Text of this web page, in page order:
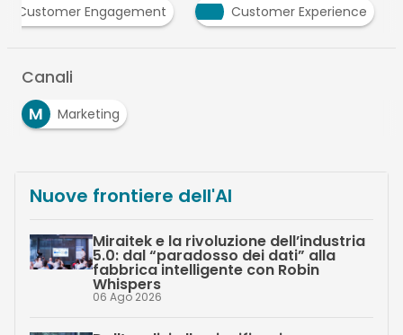
C
Customer Engagement Customer
Canali
M
Marketing
Nuove frontiere dell'AI
Miraitek e la rivoluzione dell’industria
5.0: dal “paradosso dei dati” alla
fabbrica intelligente con Robin
Whispers
06 Ago 2026